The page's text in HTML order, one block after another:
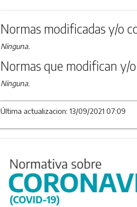
Normas modificadas y/o
Ninguna.
Normas que modifican y/
Ninguna.
Última actualizacion: 13/09/2021 07:09